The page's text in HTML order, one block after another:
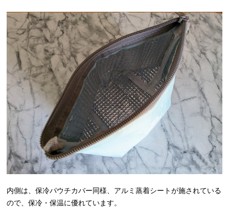
内側は、保冷パウチカバー同様、アルミ蒸着シートが施されている
ので、保冷・保温に優れています。